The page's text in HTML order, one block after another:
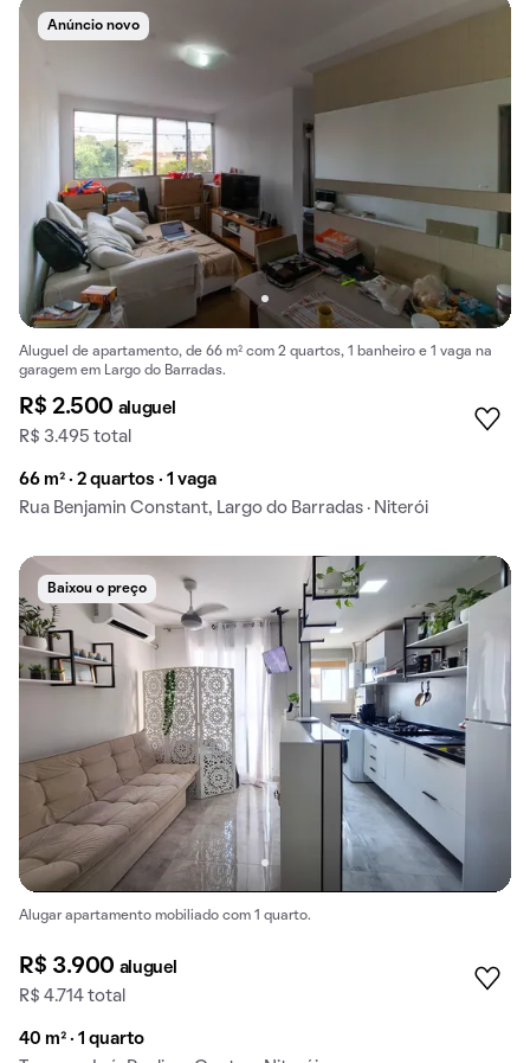
Anúncio novo
Aluguel de apartamento, de 66 m² com 2 quartos, 1 banheiro e 1 vaga na
garagem em Largo do Barradas.
R$ 2.500 aluguel
R$ 3.495 total
66 m² · 2 quartos · 1 vaga
Rua Benjamin Constant, Largo do Barradas · Niterói
Baixou o preço
Alugar apartamento mobiliado com 1 quarto.
R$ 3.900 aluguel
R$ 4.714 total
40 m² · 1 quarto